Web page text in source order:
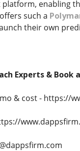
platform, enabling
such a
their own
Experts & Book
& cost - https://